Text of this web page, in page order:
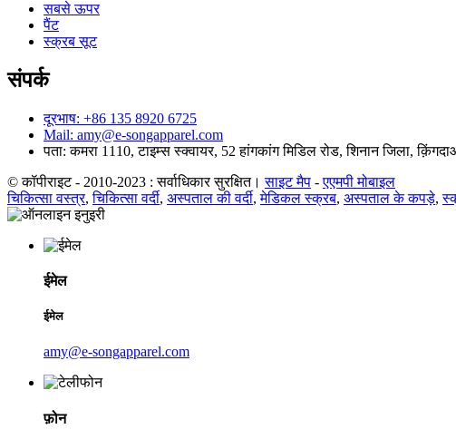
सबसे ऊपर
पैंट
स्क्रब सूट
संपर्क
दूरभाष: +86 135 8920 6725
Mail: amy@e-songapparel.com
पता: कमरा 1110, टाइम्स स्क्वायर, 52 हांगकांग मिडिल रोड, शिनान जिला,
© कॉपीराइट - 2010-2023 : सर्वाधिकार सुरक्षित। साइट मैप -एएमपी मोबाइल
चिकित्सा वस्त्र,चिकित्सा वर्दी, अस्पताल की वर्दी,मेडिकल स्क्रब, अस्पताल के कपड़े,
ईमेल
ईमेल
amy@e-songapparel.com
फ़ोन